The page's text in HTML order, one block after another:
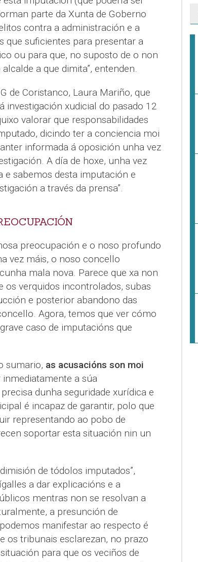
parte da Xunta de Goberno
contra a administración e a
que suficientes para presentar a
ou para que, no suposto de o non
a que dimita”, entenden.
de Coristanco, Laura Mariño, que
investigación xudicial do pasado 12
valorar que responsabilidades
dicindo ter a conciencia moi
informada á oposición unha vez
A día de hoxe, unha vez
e sabemos desta imputación e
a través da prensa”.
preocupación e o noso profundo
vez máis, o noso concello
mala nova. Parece que xa non
os verquidos incontrolados, subas
e posterior abandono das
Agora, temos que ver cómo
caso de imputacións que
sumario, as acusacións son moi
a súa
dunha seguridade xurídica e
é incapaz de garantir, polo que
representando ao pobo de
soportar esta situación nin un
de tódolos imputados”,
a dar explicacións e a
mentras non se resolvan a
a presunción de
manifestar ao respecto é
os tribunais esclarezan, no prazo
para que os veciños de